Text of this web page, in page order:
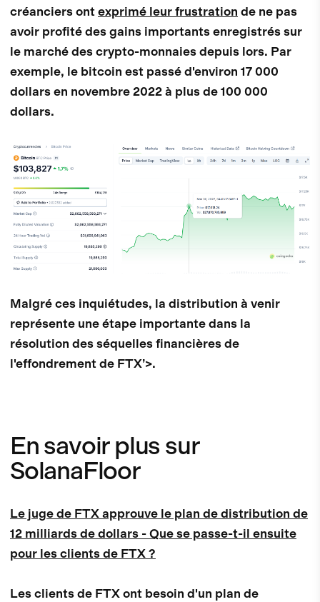
créanciers ontexprimé leur frustration de ne pas
avoir profité des gains importants enregistrés sur
le marché des crypto-monnaies depuis lors. Par
exemple, le bitcoin est passé d'environ 17 000
dollars en novembre 2022 à plus de 100 000
dollars.
Malgré ces inquiétudes, la distribution à venir
représente une étape importante dans la
résolution des séquelles financières de
l'effondrement de FTX’>.
En savoir plus sur
SolanaFloor
Le juge de FTX approuve le plan de distribution de
12 milliards de dollars - Que se passe-t-il ensuite
pour les clients de FTX ?
Les clients de FTX ont besoin d'un plan de